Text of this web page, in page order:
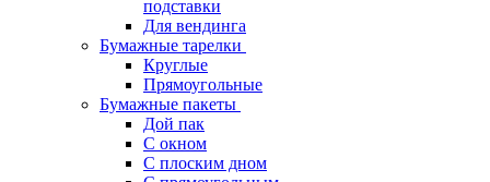
подставки
Для вендинга
Бумажные тарелки
Круглые
Прямоугольные
Бумажные пакеты
Дой пак
С окном
С плоским дном